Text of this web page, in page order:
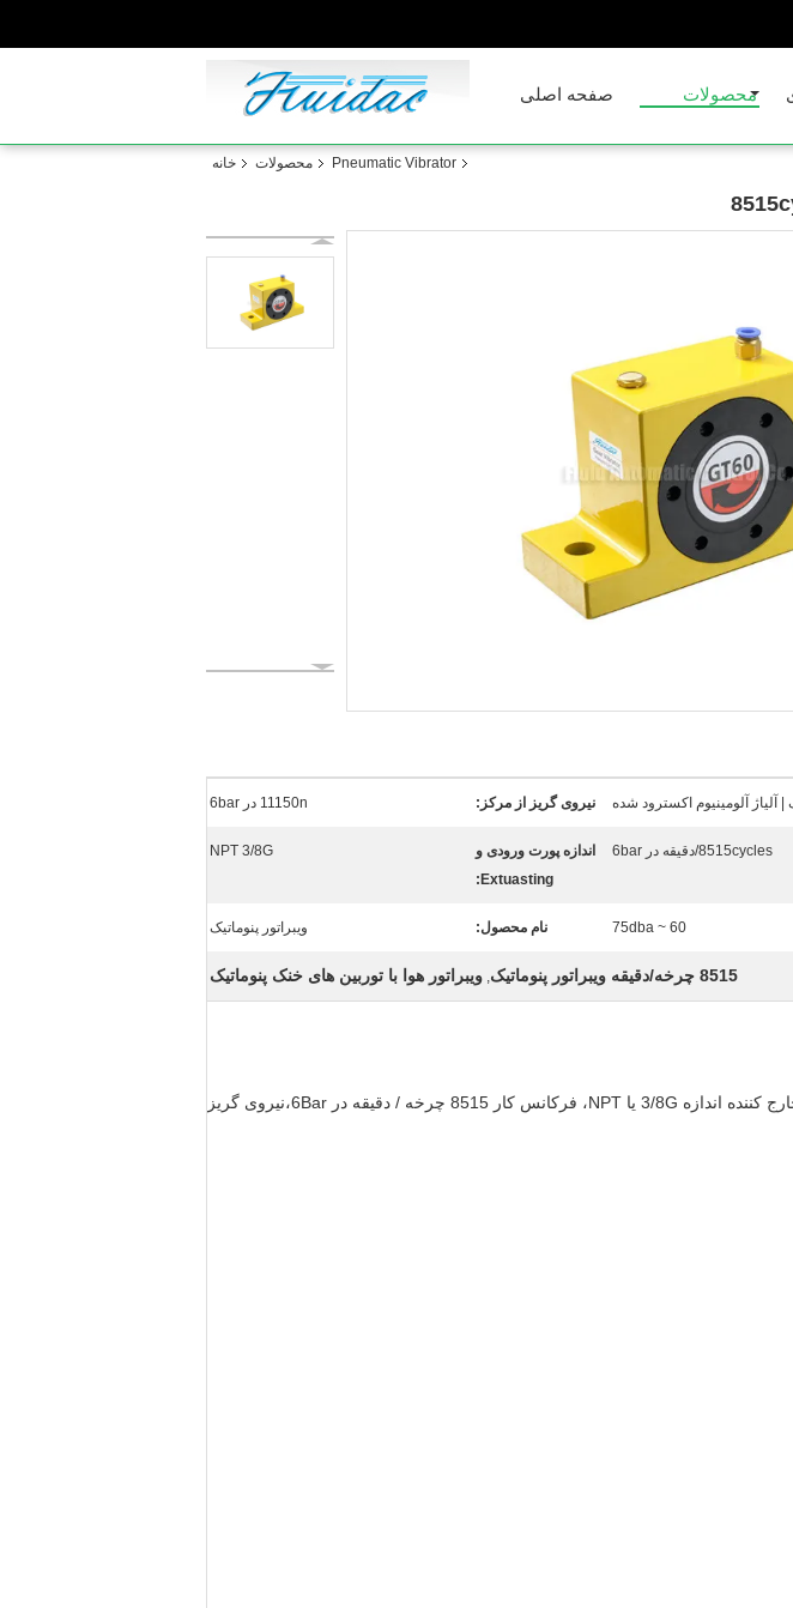
صفحه اصلی محصولات
خانه محصولات Pneumatic Vibrator
آلیاژ آلومینیوم اکسترود شده نیروی گریز از مرکز: 11150n در 6bar
8515cycles/دقیقه در 6bar
اندازه پورت ورودی و
Extuasting:
NPT 3/8G
60 ~ 75dba نام محصول: ویبراتور پنوماتیک
8515 چرخه/دقیقه ویبراتور پنوماتیک , ویبراتور هوا با توربین های خنک پنوماتیک
جی تی 60 وایبراتور گیر پنوماتیک با ماده بدن آلومینیوم یا فولاد ضد زنگ، ورودی و پورت خارج کننده اندازه 3/8G یا NPT، فرکانس کار 8515 چرخه / دقیقه در 6Bar،نیروی گریز